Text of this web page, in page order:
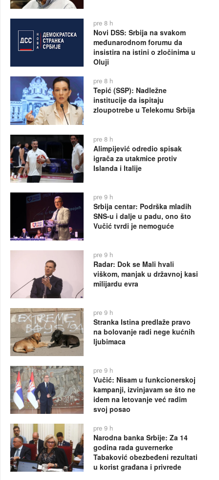
pre 8 h
Novi DSS: Srbija na svakom
međunarodnom forumu da
insistira na istini o zločinima u
Oluji
pre 8 h
Tepić (SSP): Nadležne
institucije da ispitaju
zloupotrebe u Telekomu Srbija
pre 8 h
Alimpijević odredio spisak
igrača za utakmice protiv
Islanda i Italije
pre 9 h
Srbija centar: Podrška mladih
SNS-u i dalje u padu, ono što
Vučić tvrdi je nemoguće
pre 9 h
Radar: Dok se Mali hvali
viškom, manjak u državnoj kasi
milijardu evra
pre 9 h
Stranka Istina predlaže pravo
na bolovanje radi nege kućnih
ljubimaca
pre 9 h
Vučić: Nisam u funkcionerskoj
kampanji, izvinjavam se što ne
idem na letovanje već radim
svoj posao
pre 9 h
Narodna banka Srbije: Za 14
godina rada guvernerke
Tabaković obezbeđeni rezultati
u korist građana i privrede